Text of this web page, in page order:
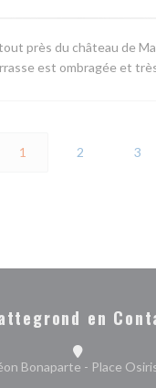
près du château de
est ombragée et
1 2 3
en
Bonaparte - Place